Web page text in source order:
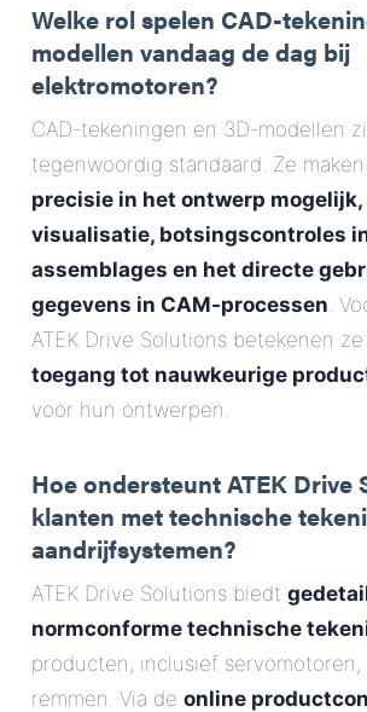
Welke rol spelen CAD-
modellen vandaag de dag bij
elektromotoren?
CAD-tekeningen en 3D-modellen
tegenwoordig standaard. Ze
precisie in het ontwerp mogelijk,
visualisatie, botsingscontroles
assemblages en het directe
gegevens in CAM-processen.
ATEK Drive Solutions betekenen ze
toegang tot nauwkeurige
voor hun ontwerpen.
Hoe ondersteunt ATEK Drive
klanten met technische
aandrijfsystemen?
ATEK Drive Solutions biedt
normconforme technische
producten, inclusief servomotoren,
remmen. Via de online